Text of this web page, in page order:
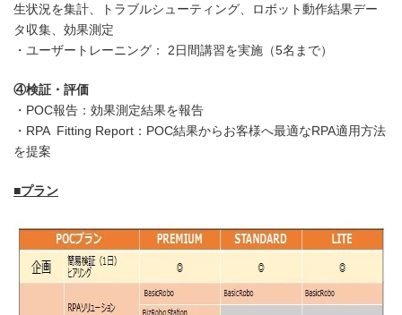
生状況を集計、トラブルシューティング、ロボット動作結果デー
タ収集、効果測定
・ユーザートレーニング： 2日間講習を実施（5名まで）
④検証・評価
・POC報告：効果測定結果を報告
・RPA Fitting Report：POC結果からお客様へ最適なRPA適用方法
を提案
■プラン